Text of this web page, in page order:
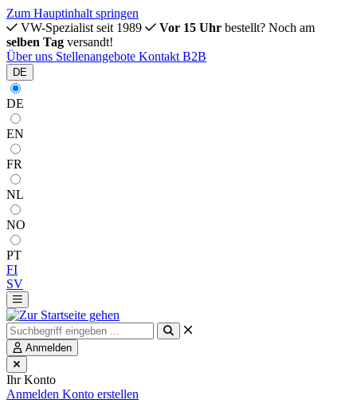
Zum Hauptinhalt springen
VW-Spezialist seit 1989
Vor 15 Uhr bestellt? Noch am
selben Tag versandt!
Über uns Stellenangebote Kontakt B2B
DE
DE
EN
FR
NL
NO
PT
FI
SV
Anmelden
Ihr Konto
Anmelden Konto erstellen